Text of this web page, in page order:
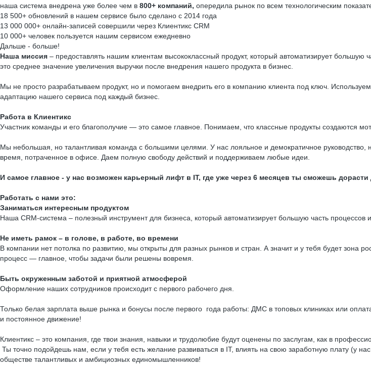
наша система внедрена уже более чем в 800+ компаний, опередила рынок по всем технологическим
18 500+ обновлений в нашем сервисе было сделано с 2014 года
13 000 000+ онлайн-записей совершили через Клиентикс CRM
10 000+ человек пользуется нашим сервисом ежедневно
Дальше - больше!
Наша миссия – предоставлять нашим клиентам высококлассный продукт, который автоматизирует
это среднее значение увеличения выручки после внедрения нашего продукта в бизнес.
Мы не просто разрабатываем продукт, но и помогаем внедрить его в компанию клиента под ключ.
адаптацию нашего сервиса под каждый бизнес.
Работа в Клиентикс
Участник команды и его благополучие — это самое главное. Понимаем, что классные продукты создаются
Мы небольшая, но талантливая команда с большими целями. У нас лояльное и демократичное
время, потраченное в офисе. Даем полную свободу действий и поддерживаем любые идеи.
И самое главное - у нас возможен карьерный лифт в IT, где уже через 6 месяцев ты сможешь
Работать с нами это:
Заниматься интересным продуктом
Наша CRM-система – полезный инструмент для бизнеса, который автоматизирует большую часть процессов
Не иметь рамок – в голове, в работе, во времени
В компании нет потолка по развитию, мы открыты для разных рынков и стран. А значит и у тебя будет зона
процесс — главное, чтобы задачи были решены вовремя.
Быть окруженным заботой и приятной атмосферой
Оформление наших сотрудников происходит с первого рабочего дня.
Только белая зарплата выше рынка и бонусы после первого года работы: ДМС в топовых клиниках или
и постоянное движение!
Клиентикс – это компания, где твои знания, навыки и трудолюбие будут оценены по заслугам, как в
Ты точно подойдешь нам, если у тебя есть желание развиваться в IT, влиять на свою заработную плату (у
обществе талантливых и амбициозных единомышленников!